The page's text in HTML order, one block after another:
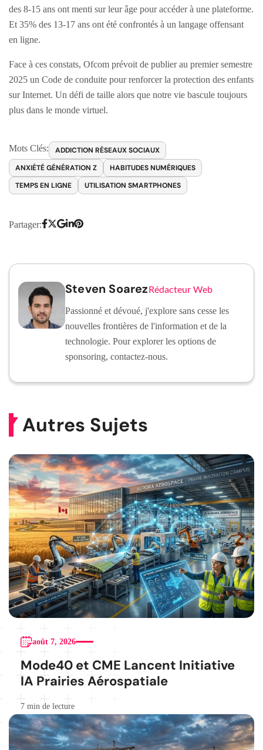
des 8-15 ans ont menti sur leur âge pour accéder à une plateforme.
Et 35% des 13-17 ans ont été confrontés à un langage offensant
en ligne.
Face à ces constats, Ofcom prévoit de publier au premier semestre
2025 un Code de conduite pour renforcer la protection des enfants
sur Internet. Un défi de taille alors que notre vie bascule toujours
plus dans le monde virtuel.
Mots Clés:
ADDICTION RÉSEAUX SOCIAUX
ANXIÉTÉ GÉNÉRATION Z
HABITUDES NUMÉRIQUES
TEMPS EN LIGNE
UTILISATION SMARTPHONES
Partager:
Steven SoarezRédacteur Web
Passionné et dévoué, j'explore sans cesse les
nouvelles frontières de l'information et de la
technologie. Pour explorer les options de
sponsoring, contactez-nous.
Autres Sujets
août 7, 2026
Mode40 et CME Lancent Initiative
IA Prairies Aérospatiale
7 min de lecture